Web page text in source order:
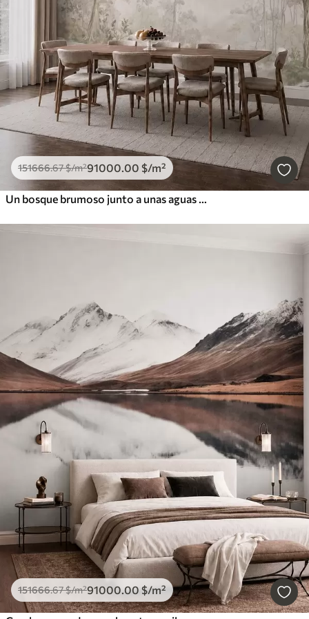
151666.67$/m²91000.00 $/m²
Un bosque brumoso junto a unas aguas tranquilas, en suaves tonos pastel naturales
151666.67$/m²91000.00 $/m²